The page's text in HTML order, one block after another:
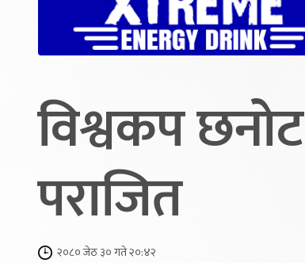
विश्वकप
पराजित
२०८० जेठ ३० गते २०:४२